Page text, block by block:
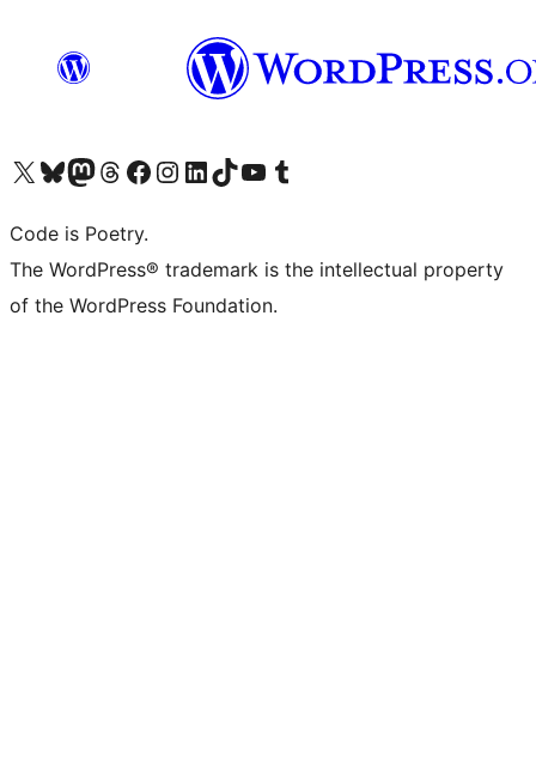
Visita il nostro account X (ex Twitter)
Visita il nostro account Bluesky
Visita il nostro account Mastodon
Visita il nostro account Threads
Visita la nostra pagina Facebook
Visita il nostro account Instagram
Visita il nostro account LinkedIn
Visita il nostro account TikTok
Visita il nostro canale YouTube
Visita il nostro account Tumblr
Code is Poetry.
The WordPress® trademark is the intellectual property
of the WordPress Foundation.